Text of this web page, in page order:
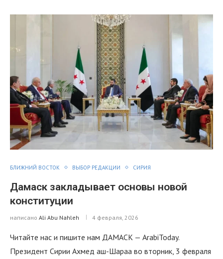
БЛИЖНИЙ ВОСТОК ВЫБОР РЕДАКЦИИ СИРИЯ
Дамаск закладывает основы новой
конституции
написано Ali Abu Nahleh 4 февраля, 2026
Читайте нас и пишите нам ДАМАСК — ArabiToday.
Президент Сирии Ахмед аш-Шараа во вторник, 3 февраля